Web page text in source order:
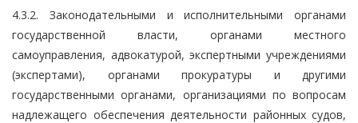
4.3.2. Законодательными и исполнительными органами
государственной власти, органами местного
самоуправления, адвокатурой, экспертными учреждениями
(экспертами), органами прокуратуры и другими
государственными органами, организациями по вопросам
надлежащего обеспечения деятельности районных судов,